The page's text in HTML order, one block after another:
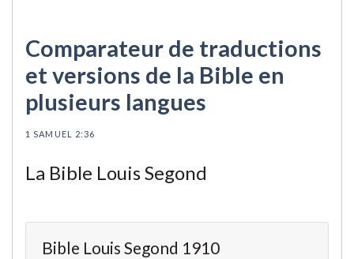
Comparateur de traductions
et versions de la Bible en
plusieurs langues
1 SAMUEL 2:36
La Bible Louis Segond
Bible Louis Segond 1910